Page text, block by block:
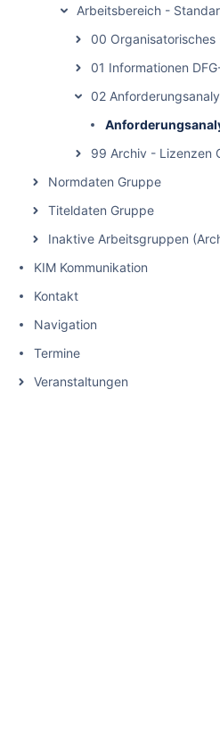
Arbeitsbereich -
00 Organisatorisches
01 Informationen
02
99 Archiv - Lizenzen
Normdaten Gruppe
Titeldaten Gruppe
Inaktive Arbeitsgruppen
KIM Kommunikation
Kontakt
Navigation
Termine
Veranstaltungen